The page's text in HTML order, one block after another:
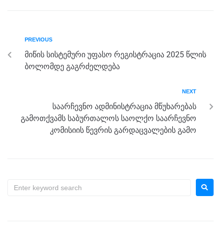
b
o
o
g
er
m p
p
PREVIOUS
მიწის სისტემური უფასო რეგისტრაცია 2025 წლის
ბოლომდე გაგრძელდება
NEXT
საარჩევნო ადმინისტრაცია მწუხარებას
გამოთქვამს საბურთალოს საოლქო საარჩევნო
კომისიის წევრის გარდაცვალების გამო